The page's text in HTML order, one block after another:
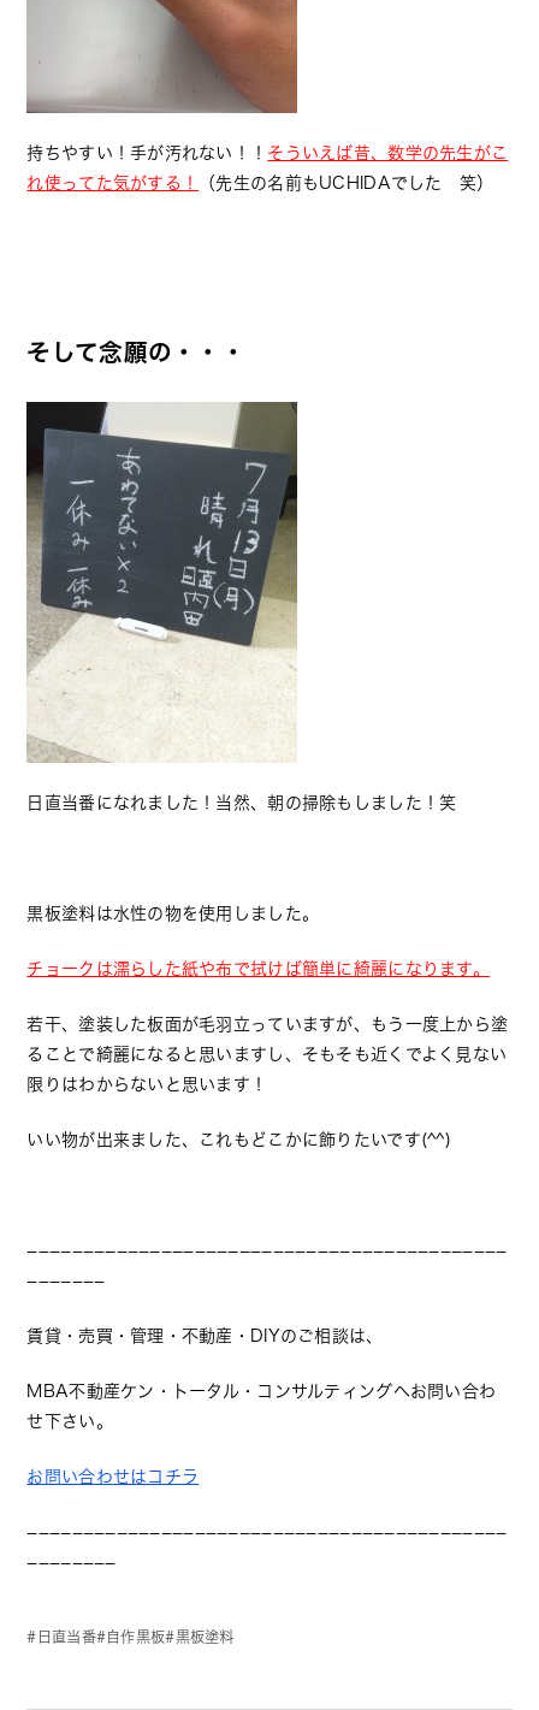
持ちやすい！手が汚れない！！ そういえば昔、数学の先生がこ
れ使ってた気がする！
（先生の名前もUCHIDAでした 笑）
そして念願の・・・
日直当番になれました！当然、朝の掃除もしました！笑
黒板塗料は水性の物を使用しました。
チョークは濡らした紙や布で拭けば簡単に綺麗になります。
若干、塗装した板面が毛羽立っていますが、もう一度上から塗
ることで綺麗になると思いますし、そもそも近くでよく見ない
限りはわからないと思います！
いい物が出来ました、これもどこかに飾りたいです(^^)
−−−−−−−−−−−−−−−−−−−−−−−−−−−−−−−−−−−−−−−−−−−
−−−−−−−
賃貸・売買・管理・不動産・DIYのご相談は、
MBA不動産ケン・トータル・コンサルティングへお問い合わ
せ下さい。
お問い合わせはコチラ
−−−−−−−−−−−−−−−−−−−−−−−−−−−−−−−−−−−−−−−−−−−
−−−−−−−−
日直当番 自作黒板 黒板塗料